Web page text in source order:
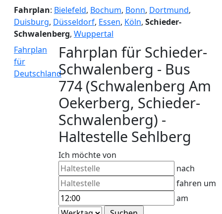
Fahrplan: Bielefeld, Bochum, Bonn, Dortmund,
Duisburg, Düsseldorf, Essen, Köln, Schieder-
Schwalenberg, Wuppertal
Fahrplan
für
Deutschland
Fahrplan für Schieder-
Schwalenberg - Bus
774 (Schwalenberg Am
Oekerberg, Schieder-
Schwalenberg) -
Haltestelle Sehlberg
Ich möchte von
nach
fahren um
am